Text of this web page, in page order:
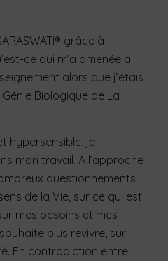
grâce à
ce qui m’a amenée à
alors que j’étais
Biologique de La
hypersensible, je
mon travail. A l’approche
questionnements
de la Vie, sur ce qui est
mes besoins et mes
plus revivre, sur
En contradiction entre